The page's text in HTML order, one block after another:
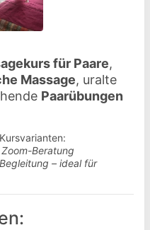
für Paare,
Massage, uralte
Paarübungen
Beratung
– ideal für